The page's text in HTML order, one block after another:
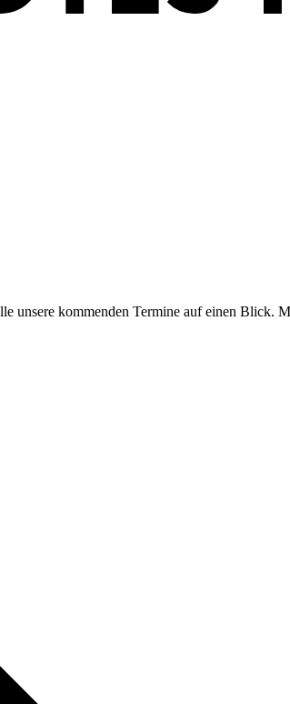
unsere kommenden Termine auf einen